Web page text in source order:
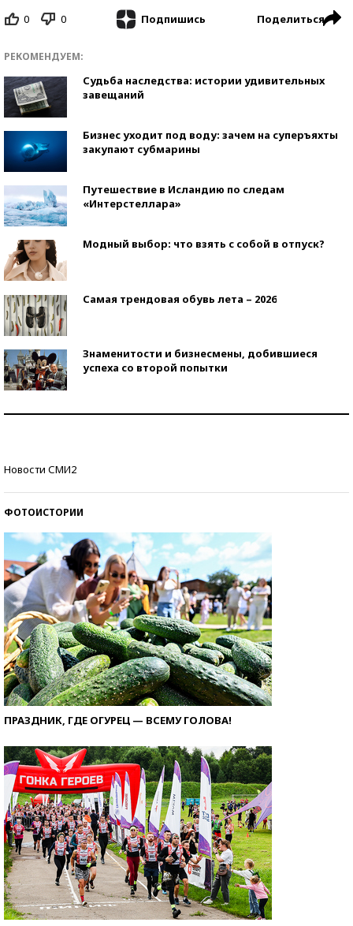
0 0 Подпишись Поделиться
РЕКОМЕНДУЕМ:
Судьба наследства: истории удивительных
завещаний
Бизнес уходит под воду: зачем на суперъяхты
закупают субмарины
Путешествие в Исландию по следам
«Интерстеллара»
Модный выбор: что взять с собой в отпуск?
Самая трендовая обувь лета – 2026
Знаменитости и бизнесмены, добившиеся
успеха со второй попытки
Новости СМИ2
ФОТОИСТОРИИ
ПРАЗДНИК, ГДЕ ОГУРЕЦ — ВСЕМУ ГОЛОВА!